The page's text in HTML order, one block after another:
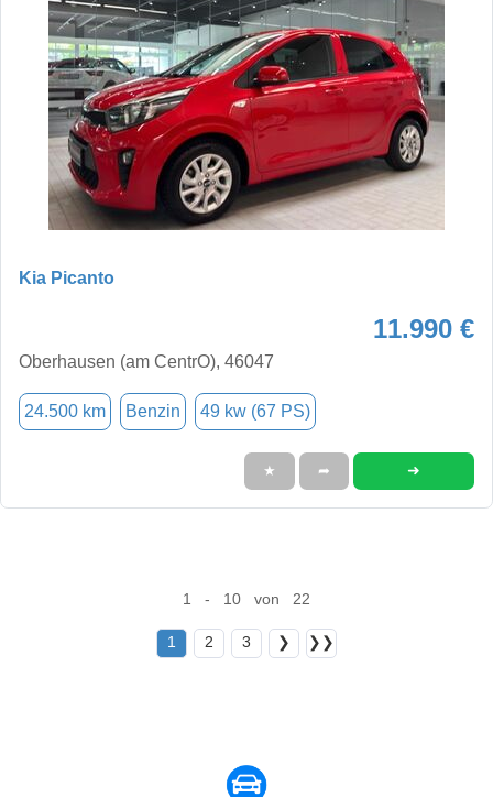
Kia Picanto
11.990 €
Oberhausen (am CentrO), 46047
24.500 km Benzin 49 kw (67 PS)
★ ➦ ➜
1 - 10 von 22
1 2 3 ❯ ❯❯